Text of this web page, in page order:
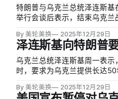
特朗普与乌克兰总统泽连斯基
举行会谈后表示，结束乌克兰
回欧洲途中通过WhatsApp告
安全保障期限仅为15年，他认
年，特朗普表示会…
By 美轮美换 2025年12月29日
泽连斯基向特朗普
乌克兰总统泽连斯基周一表示
时，要求为乌克兰提供长达
乌克兰和平框架达成一致后，
By 美轮美换 2025年12月29日